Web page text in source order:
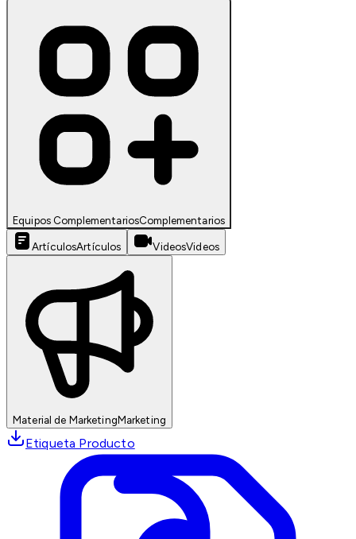
Equipos ComplementariosComplementarios
ArtículosArtículos VideosVideos
Material de MarketingMarketing
Etiqueta Producto